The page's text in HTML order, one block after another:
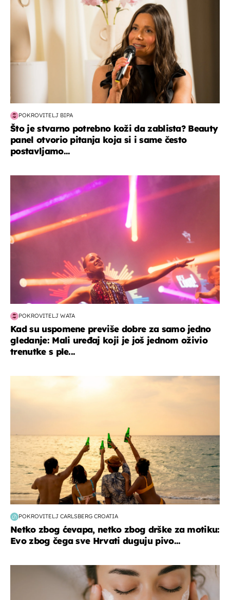
POKROVITELJ BIPA
Što je stvarno potrebno koži da zablista? Beauty
panel otvorio pitanja koja si i same često
postavljamo...
POKROVITELJ WATA
Kad su uspomene previše dobre za samo jedno
gledanje: Mali uređaj koji je još jednom oživio
trenutke s ple...
POKROVITELJ CARLSBERG CROATIA
Netko zbog ćevapa, netko zbog drške za motiku:
Evo zbog čega sve Hrvati duguju pivo...
moda & ljepota